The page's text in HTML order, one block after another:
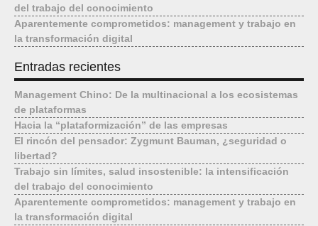
del trabajo del conocimiento
Aparentemente comprometidos: management y trabajo en
la transformación digital
Entradas recientes
Management Chino: De la multinacional a los ecosistemas
de plataformas
Hacia la “plataformización” de las empresas
El rincón del pensador: Zygmunt Bauman, ¿seguridad o
libertad?
Trabajo sin límites, salud insostenible: la intensificación
del trabajo del conocimiento
Aparentemente comprometidos: management y trabajo en
la transformación digital